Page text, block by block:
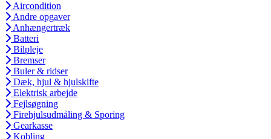
Aircondition
Andre opgaver
Anhængertræk
Batteri
Bilpleje
Bremser
Buler & ridser
Dæk, hjul & hjulskifte
Elektrisk arbejde
Fejlsøgning
Firehjulsudmåling & Sporing
Gearkasse
Kobling